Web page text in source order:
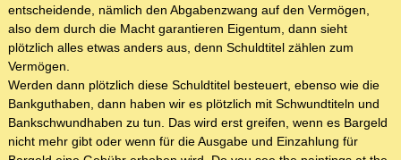
entscheidende, nämlich den Abgabenzwang auf den Vermögen,
also dem durch die Macht garantieren Eigentum, dann sieht
plötzlich alles etwas anders aus, denn Schuldtitel zählen zum
Vermögen.
Werden dann plötzlich diese Schuldtitel besteuert, ebenso wie die
Bankguthaben, dann haben wir es plötzlich mit Schwundtiteln und
Bankschwundhaben zu tun. Das wird erst greifen, wenn es Bargeld
nicht mehr gibt oder wenn für die Ausgabe und Einzahlung für